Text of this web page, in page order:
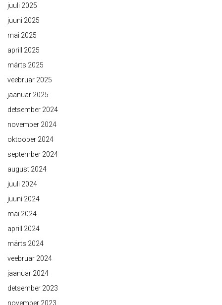
juuli 2025
juuni 2025
mai 2025
aprill 2025
märts 2025
veebruar 2025
jaanuar 2025
detsember 2024
november 2024
oktoober 2024
september 2024
august 2024
juuli 2024
juuni 2024
mai 2024
aprill 2024
märts 2024
veebruar 2024
jaanuar 2024
detsember 2023
november 2023